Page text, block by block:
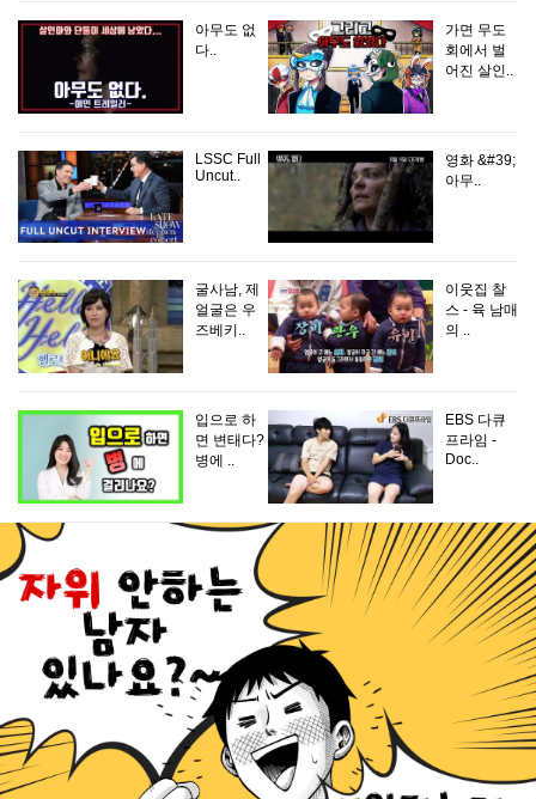
아무도 없
다..
가면 무도
회에서 벌
어진 살인..
LSSC Full
Uncut..
영화 &#39;
아무..
굴사남, 제
얼굴은 우
즈베키..
이웃집 찰
스 - 육 남매
의 ..
입으로 하
면 변태다?
병에 ..
EBS 다큐
프라임 -
Doc..